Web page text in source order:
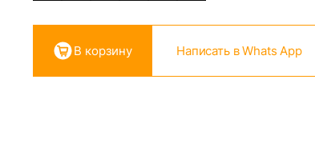
В корзину Написать в Whats App